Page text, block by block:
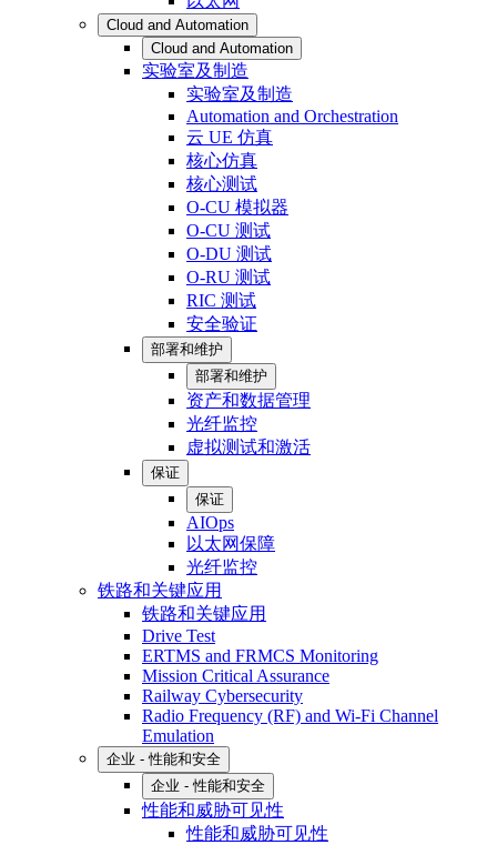
Cloud and Automation
Cloud and Automation
实验室及制造
实验室及制造
Automation and Orchestration
云 UE 仿真
核心仿真
核心测试
O-CU 模拟器
O-CU 测试
O-DU 测试
O-RU 测试
RIC 测试
安全验证
部署和维护
部署和维护
资产和数据管理
光纤监控
虚拟测试和激活
保证
保证
AIOps
以太网保障
光纤监控
铁路和关键应用
铁路和关键应用
Drive Test
ERTMS and FRMCS Monitoring
Mission Critical Assurance
Railway Cybersecurity
Radio Frequency (RF) and Wi-Fi Channel
Emulation
企业 - 性能和安全
企业 - 性能和安全
性能和威胁可见性
性能和威胁可见性